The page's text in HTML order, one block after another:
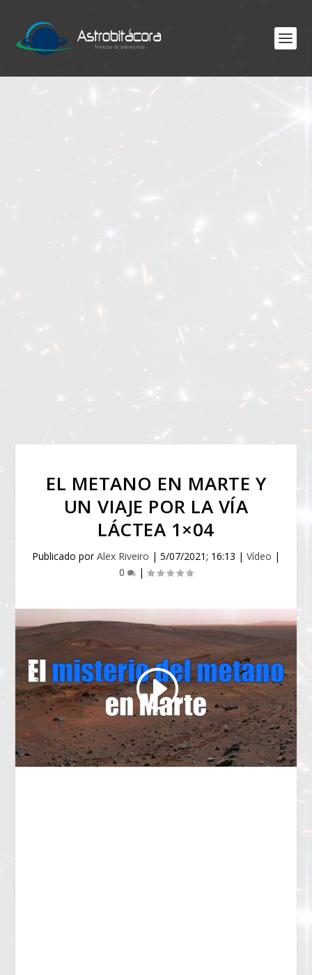
EL METANO EN MARTE Y
UN VIAJE POR LA VÍA
LÁCTEA 1×04
Publicado porAlex Riveiro | 5/07/2021; 16:13 | Vídeo |
0
|